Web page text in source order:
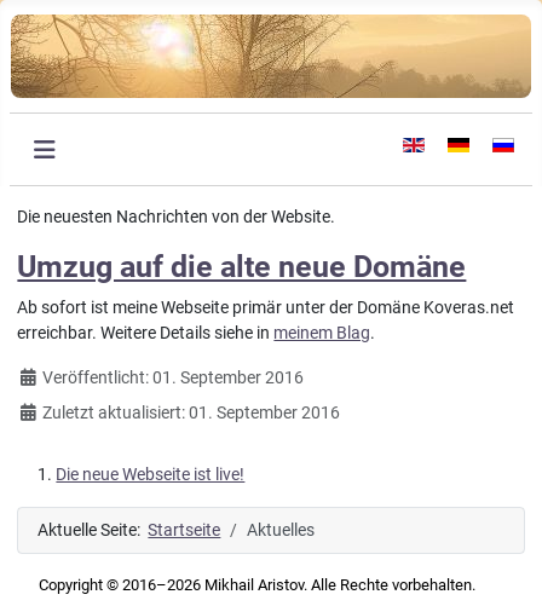
Sprache auswählen
Die neuesten Nachrichten von der Website.
Umzug auf die alte neue Domäne
Ab sofort ist meine Webseite primär unter der Domäne Koveras.net
erreichbar. Weitere Details siehe in meinem Blag.
Details
Veröffentlicht: 01. September 2016
Zuletzt aktualisiert: 01. September 2016
Die neue Webseite ist live!
Aktuelle Seite:Startseite Aktuelles
Copyright © 2016–2026 Mikhail Aristov. Alle Rechte vorbehalten.